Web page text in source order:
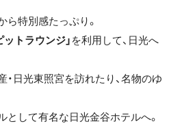
ら特別感たっぷり。
ットラウンジ」 を利用して、日光へ
・日光東照宮を訪れたり、名物のゆ
として有名な日光金谷ホテルへ。